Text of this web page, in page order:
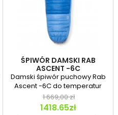
ŚPIWÓR DAMSKI RAB
ASCENT -6C
Damski śpiwór puchowy Rab
Ascent -6C do temperatur
minusowych idealny na...
1 669,00 zł
1418.65zł